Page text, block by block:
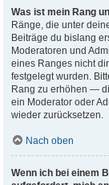
Was ist mein Rang
Ränge, die unter
Beiträge du bislang
Moderatoren und
eines Ranges nicht
festgelegt wurden.
Rang zu erhöhen —
ein Moderator oder
wieder zurücksetzen.
Nach oben
Wenn ich bei einem